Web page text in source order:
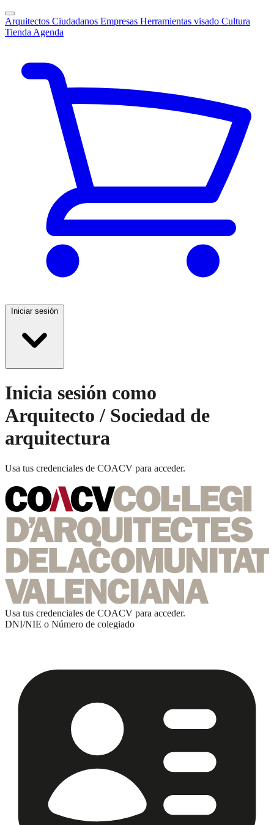
Arquitectos Ciudadanos Empresas Herramientas visado Cultura
Tienda Agenda
Iniciar sesión
Inicia sesión como
Arquitecto / Sociedad de
arquitectura
Usa tus credenciales de COACV para acceder.
Usa tus credenciales de COACV para acceder.
DNI/NIE o Número de colegiado